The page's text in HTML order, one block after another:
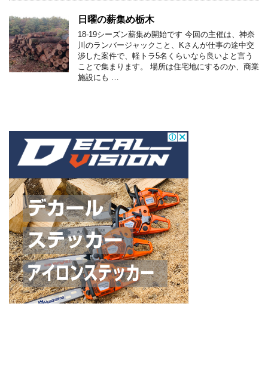
日曜の薪集め栃木
18-19シーズン薪集め開始です 今回の主催は、神奈
川のランバージャックこと、Kさんが仕事の途中交
渉した案件で、軽トラ5名くらいなら良いよと言う
ことで集まります。 場所は住宅地にするのか、商業
施設にも …